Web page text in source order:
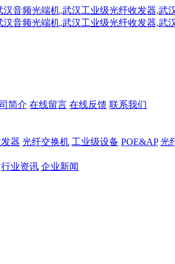
简介 在线留言 在线反馈 联系我们
器 光纤交换机 工业级设备 POE&AP 光
行业资讯 企业新闻